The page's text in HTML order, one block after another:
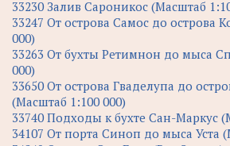
33230 Залив Сароникос (Масштаб
33247 От острова Самос до острова
000)
33263 От бухты Ретимнон до мыса
000)
33650 От острова Гваделупа до
(Масштаб 1:100 000)
33740 Подходы к бухте Сан-Маркус
34107 От порта Синоп до мыса Уста